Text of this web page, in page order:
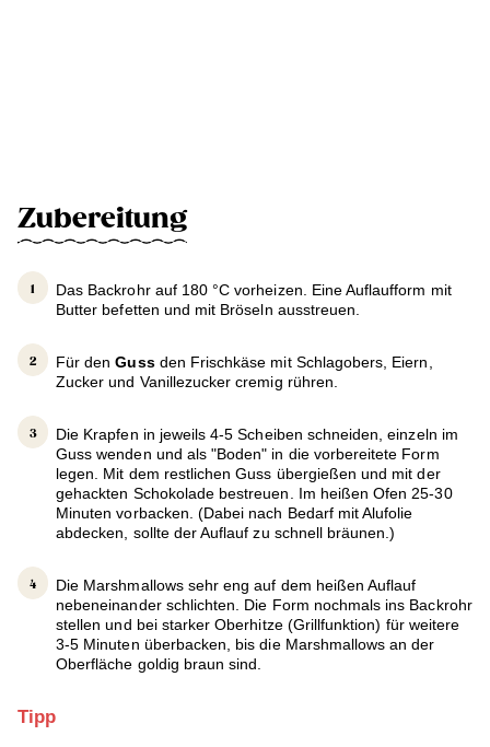
Zubereitung
Das Backrohr auf 180 °C vorheizen. Eine Auflaufform mit
Butter befetten und mit Bröseln ausstreuen.
Für denGuss den Frischkäse mit Schlagobers, Eiern,
Zucker und Vanillezucker cremig rühren.
Die Krapfen in jeweils 4-5 Scheiben schneiden, einzeln im
Guss wenden und als "Boden" in die vorbereitete Form
legen. Mit dem restlichen Guss übergießen und mit der
gehackten Schokolade bestreuen. Im heißen Ofen 25-30
Minuten vorbacken. (Dabei nach Bedarf mit Alufolie
abdecken, sollte der Auflauf zu schnell bräunen.)
Die Marshmallows sehr eng auf dem heißen Auflauf
nebeneinander schlichten. Die Form nochmals ins Backrohr
stellen und bei starker Oberhitze (Grillfunktion) für weitere
3-5 Minuten überbacken, bis die Marshmallows an der
Oberfläche goldig braun sind.
Tipp